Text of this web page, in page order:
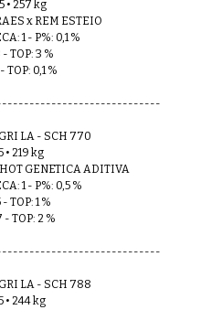
• 257 kg
x REM ESTEIO
1 - P%: 0,1 %
TOP: 3 %
TOP: 0,1 %
LA - SCH 770
• 219 kg
GENETICA ADITIVA
1 - P%: 0,5 %
TOP: 1 %
TOP: 2 %
LA - SCH 788
• 244 kg